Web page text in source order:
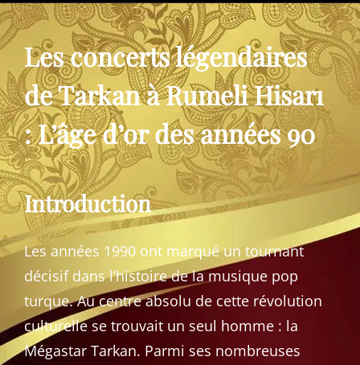
Les concerts légendaires
de Tarkan à Rumeli Hisarı
: L’âge d’or des années 90
Introduction
Les années 1990 ont marqué un tournant
décisif dans l’histoire de la musique pop
turque. Au centre absolu de cette révolution
culturelle se trouvait un seul homme : la
Mégastar Tarkan. Parmi ses nombreuses